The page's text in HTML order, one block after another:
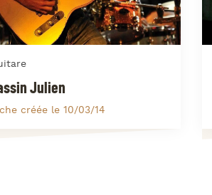
Julien
créée le 10/03/14